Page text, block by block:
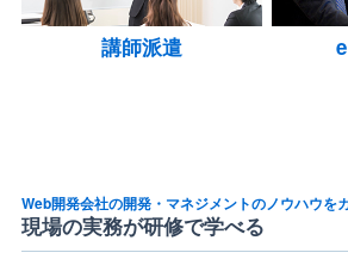
講師派遣
Web開発会社の開発・マネジメントのノウハウを
現場の実務が研修で学べる